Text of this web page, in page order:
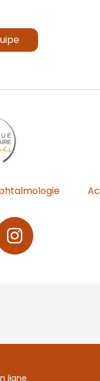
ligne